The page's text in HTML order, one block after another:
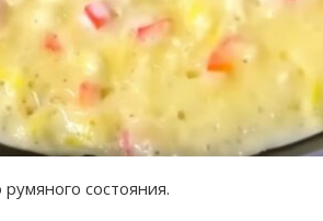
состояния.